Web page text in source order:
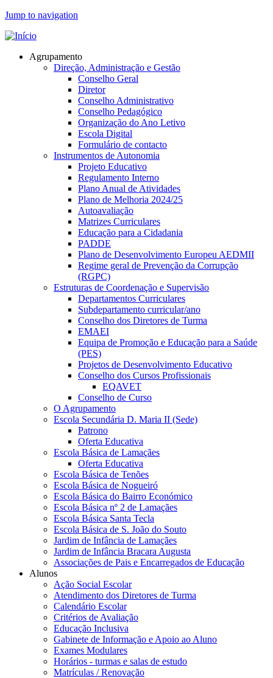
Jump to navigation
Agrupamento
Direção, Administração e Gestão
Conselho Geral
Diretor
Conselho Administrativo
Conselho Pedagógico
Organização do Ano Letivo
Escola Digital
Formulário de contacto
Instrumentos de Autonomia
Projeto Educativo
Regulamento Interno
Plano Anual de Atividades
Plano de Melhoria 2024/25
Autoavaliação
Matrizes Curriculares
Educação para a Cidadania
PADDE
Plano de Desenvolvimento Europeu AEDMII
Regime geral de Prevenção da Corrupção
(RGPC)
Estruturas de Coordenação e Supervisão
Departamentos Curriculares
Subdepartamento curricular/ano
Conselho dos Diretores de Turma
EMAEI
Equipa de Promoção e Educação para a Saúde
(PES)
Projetos de Desenvolvimento Educativo
Conselho dos Cursos Profissionais
EQAVET
Conselho de Curso
O Agrupamento
Escola Secundária D. Maria II (Sede)
Patrono
Oferta Educativa
Escola Básica de Lamaçães
Oferta Educativa
Escola Básica de Tenões
Escola Básica de Nogueiró
Escola Básica do Bairro Económico
Escola Básica nº 2 de Lamaçães
Escola Básica Santa Tecla
Escola Básica de S. João do Souto
Jardim de Infância de Lamaçães
Jardim de Infância Bracara Augusta
Associações de Pais e Encarregados de Educação
Alunos
Ação Social Escolar
Atendimento dos Diretores de Turma
Calendário Escolar
Critérios de Avaliação
Educação Inclusiva
Gabinete de Informação e Apoio ao Aluno
Exames Modulares
Horários - turmas e salas de estudo
Matrículas / Renovação